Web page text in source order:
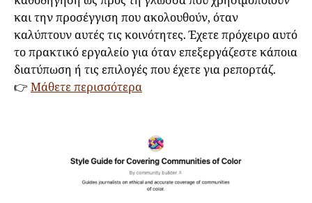
και την προσέγγιση που ακολουθούν, όταν
καλύπτουν αυτές τις κοινότητες. Έχετε πρόχειρο αυτό
το πρακτικό εργαλείο για όταν επεξεργάζεστε κάποια
διατύπωση ή τις επιλογές που έχετε για ρεπορτάζ.
👉 Μάθετε περισσότερα